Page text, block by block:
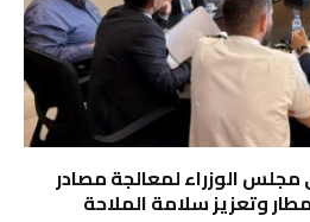
الوزراء لمعالجة مصادر
وتعزيز سلامة الملاحة